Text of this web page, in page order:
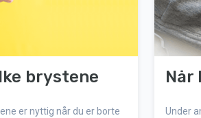
brystene
er nyttig når du er borte
Når
Under